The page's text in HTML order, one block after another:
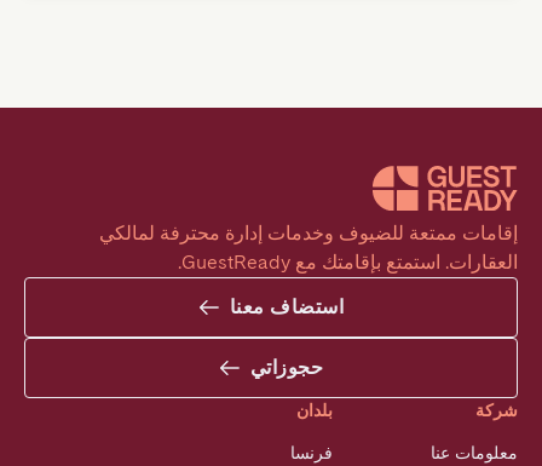
العقارات. استمتع بإقامتك مع GuestReady.
استضاف معنا
حجوزاتي
شركة
معلومات عنا
بلدان
فرنسا